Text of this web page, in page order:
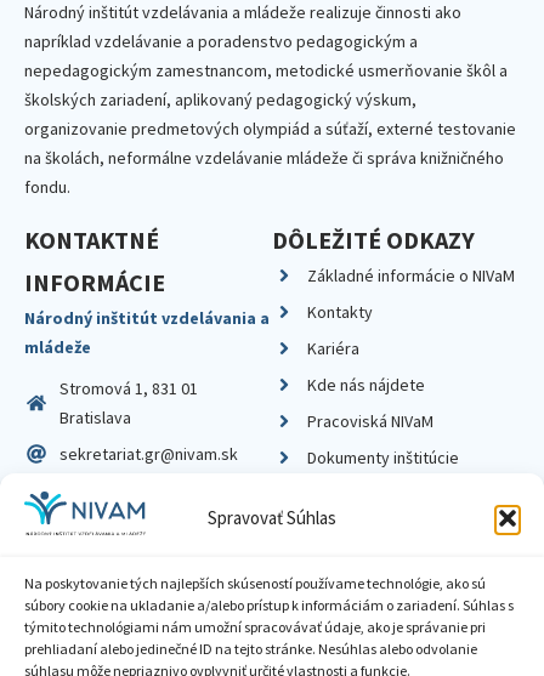
Spravovať Súhlas
Na poskytovanie tých najlepších skúseností používame technológie, ako sú
súbory cookie na ukladanie a/alebo prístup k informáciám o zariadení. Súhlas s
týmito technológiami nám umožní spracovávať údaje, ako je správanie pri
prehliadaní alebo jedinečné ID na tejto stránke. Nesúhlas alebo odvolanie
súhlasu môže nepriaznivo ovplyvniť určité vlastnosti a funkcie.
Národný inštitút vzdelávania a mládeže realizuje činnosti ako
napríklad vzdelávanie a poradenstvo pedagogickým a
nepedagogickým zamestnancom, metodické usmerňovanie škôl a
školských zariadení, aplikovaný pedagogický výskum,
organizovanie predmetových olympiád a súťaží, externé testovanie
na školách, neformálne vzdelávanie mládeže či správa knižničného
fondu.
KONTAKTNÉ
INFORMÁCIE
Národný inštitút vzdelávania a
mládeže
Stromová 1, 831 01
Bratislava
sekretariat.gr@nivam.sk
IČO: 00164348
DIČ: 2020798714
DÔLEŽITÉ ODKAZY
Základné informácie o NIVaM
Kontakty
Kariéra
Kde nás nájdete
Pracoviská NIVaM
Dokumenty inštitúcie
Zásady ochrany súkromia